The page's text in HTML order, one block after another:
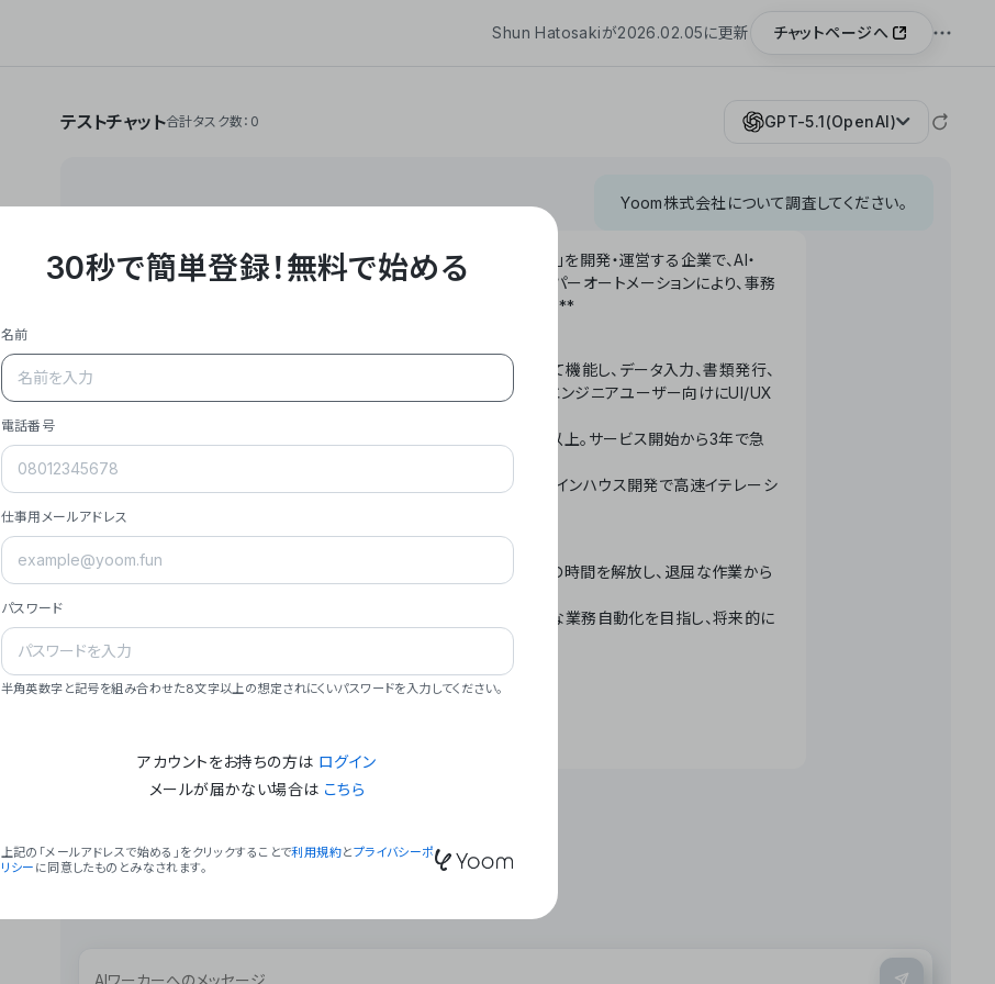
Shun Hatosakiが2026.02.05に更新 チャットページへ
テストチャット合計タスク数：0 GPT-5.1(OpenAI)
Yoom株式会社について調査してください。
**Yoom株式会社は、ビジネスオートメーションSaaS「Yoom」を開発・運営する企業で、AI・
API・RPA・OCRなどの技術をノーコードで組み合わせたハイパーオートメーションにより、事務
作業やデスクワークを自動化するサービスを提供しています。**
- **主力プロダクト「Yoom」**: SaaS連携データベースとして機能し、データ入力、書類発行、
メール対応、請求書処理、日報作成などの業務を自動化。非エンジニアユーザー向けにUI/UX
- **実績**: 国内利用社数20,000社超、直近成長率300%以上。サービス開始から3年で急
- **強み**: すべての自動化技術を1プラットフォームで完結。インハウス開発で高速イテレーシ
- **ミッション**: 「We Make Time」 – テクノロジーで人々の時間を解放し、退屈な作業から
- **ビジョン**: 「Global Business Automation」 – 世界的な業務自動化を目指し、将来的に
### 会社概要
30秒で簡単登録！無料で始める
名前
電話番号
仕事用メールアドレス
パスワード
半角英数字と記号を組み合わせた8文字以上の想定されにくいパスワードを入力してください。
アカウントをお持ちの方は ログイン
メールが届かない場合は こちら
上記の「メールアドレスで始める」をクリックすることで利用規約とプライバシーポ
リシー に同意したものとみなされます。